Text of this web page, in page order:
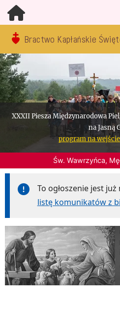
Bractwo Kapłańskie
XXXII Piesza Międzynarodowa
na Jasną
program na
Św. Wawrzyńca,
To ogłoszenie jest
listę komunikatów z